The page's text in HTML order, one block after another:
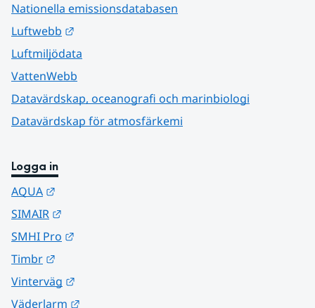
Nationella emissionsdatabasen
Luftwebb
Luftmiljödata
VattenWebb
Datavärdskap, oceanografi och marinbiologi
Datavärdskap för atmosfärkemi
Logga in
AQUA
SIMAIR
SMHI Pro
Timbr
Vinterväg
Väderlarm